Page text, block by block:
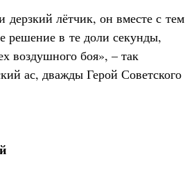
дерзкий лётчик, он вместе с тем
решение в те доли секунды,
воздушного боя», – так
ас, дважды Герой Советского